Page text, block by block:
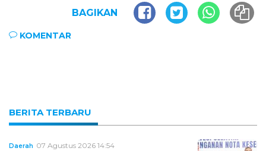
BAGIKAN
KOMENTAR
BERITA TERBARU
Daerah 07 Agustus 2026 14:54